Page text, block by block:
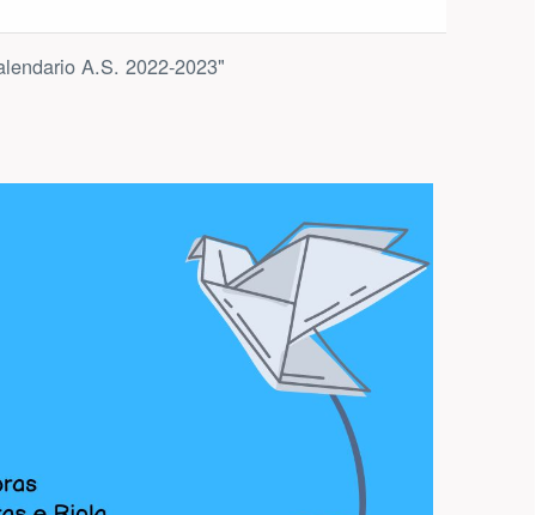
A.S. 2022-2023"